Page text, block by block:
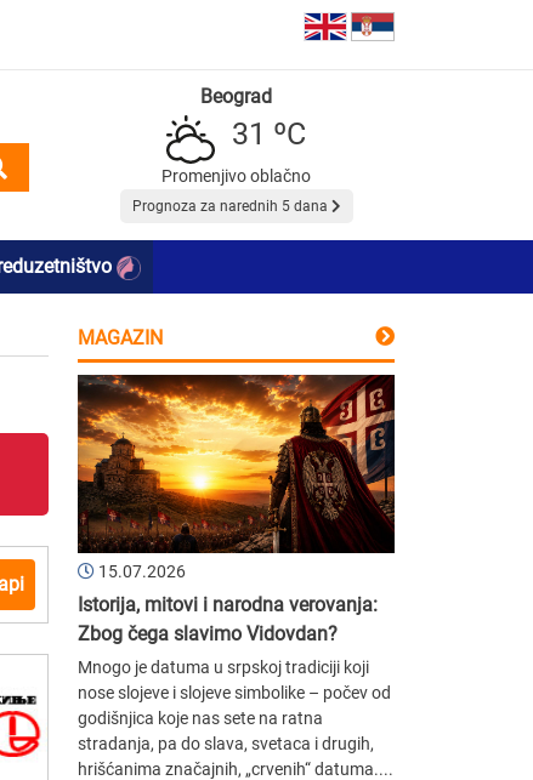
Beograd
31 ºC
Promenjivo oblačno
Prognoza za narednih 5 dana
MAGAZIN
15.07.2026
Istorija, mitovi i narodna verovanja:
Zbog čega slavimo Vidovdan?
Mnogo je datuma u srpskoj tradiciji koji
nose slojeve i slojeve simbolike – počev od
godišnjica koje nas sete na ratna
stradanja, pa do slava, svetaca i drugih,
hrišćanima značajnih, „crvenih“ datuma....